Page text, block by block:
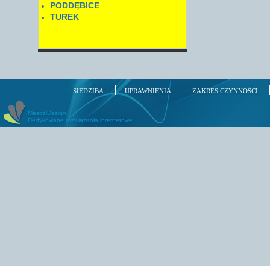
PODDĘBICE
TUREK
SIEDZIBA UPRAWNIENIA ZAKRES CZYNNOŚCI
MescalDesign
Dedykowane rozwiązania internetowe